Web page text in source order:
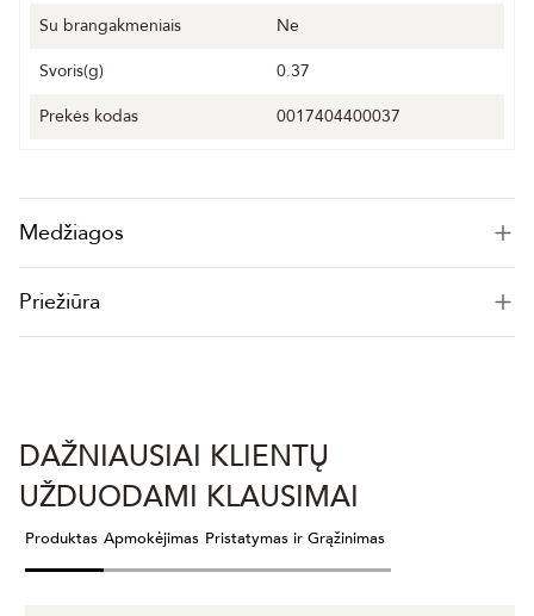
Su brangakmeniais
Ne
Svoris(g)
0.37
Prekės kodas
0017404400037
Medžiagos
Priežiūra
DAŽNIAUSIAI KLIENTŲ
UŽDUODAMI KLAUSIMAI
Produktas Apmokėjimas Pristatymas ir Grąžinimas